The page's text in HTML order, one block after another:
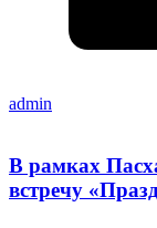
admin
В рамках
встречу